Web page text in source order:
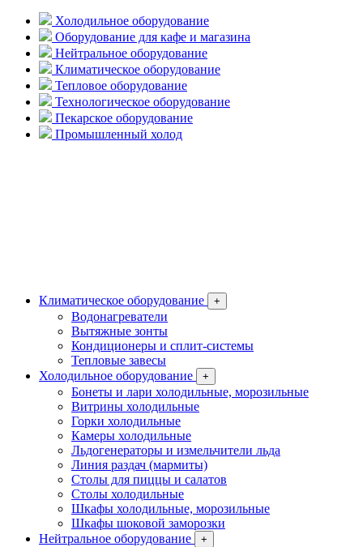
Холодильное оборудование
Оборудование для кафе и магазина
Нейтральное оборудование
Климатическое оборудование
Тепловое оборудование
Технологическое оборудование
Пекарское оборудование
Промышленный холод
Климатическое оборудование +
Водонагреватели
Вытяжные зонты
Кондиционеры и сплит-системы
Тепловые завесы
Холодильное оборудование
+
Бонеты и лари холодильные, морозильные
Витрины холодильные
Горки холодильные
Камеры холодильные
Льдогенераторы и измельчители льда
Линия раздач (мармиты)
Столы для пиццы и салатов
Столы холодильные
Шкафы холодильные, морозильные
Шкафы шоковой заморозки
Нейтральное оборудование
+